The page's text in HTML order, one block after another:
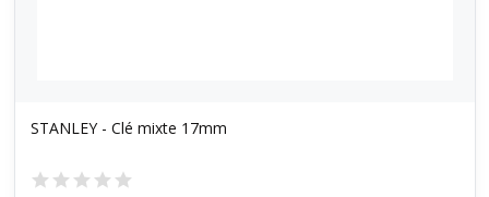
STANLEY - Clé mixte 17mm